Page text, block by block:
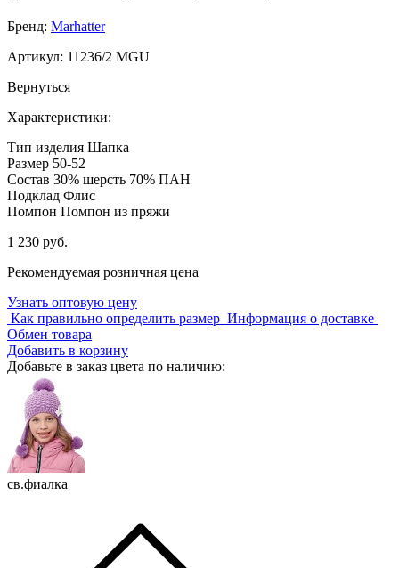
Бренд: Marhatter
Артикул: 11236/2 MGU
Вернуться
Характеристики:
Тип изделия Шапка
Размер 50-52
Состав 30% шерсть 70% ПАН
Подклад Флис
Помпон Помпон из пряжи
1 230 руб.
Рекомендуемая розничная цена
Узнать оптовую цену
Как правильно определить размер Информация о доставке
Обмен товара
Добавить в корзину
Добавьте в заказ цвета по наличию:
св.фиалка